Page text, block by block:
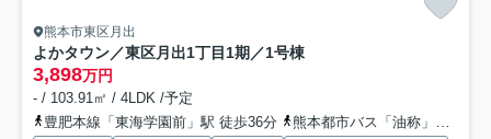
熊本市東区月出
よかタウン／東区月出1丁目1期／1号棟
3,898万円
- / 103.91㎡ / 4LDK /予定
豊肥本線「東海学園前」駅 徒歩36分
熊本都市バス「油称」バス停下車 徒歩1分